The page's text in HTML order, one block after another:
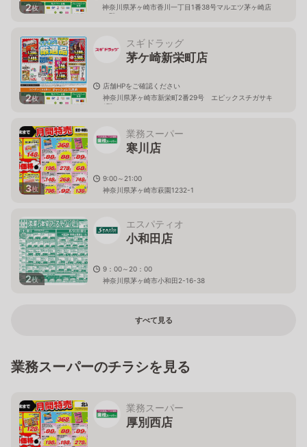
2枚
神奈川県茅ヶ崎市香川一丁目1番38号マルエツ茅ヶ崎店
１階
2枚
スギドラッグ
茅ケ崎新栄町店
店舗HPをご確認ください
神奈川県茅ヶ崎市新栄町2番29号 エピックスチガサキ
1階
3枚
業務スーパー
寒川店
9:00～21:00
神奈川県茅ヶ崎市萩園1232-1
2枚
エスパティオ
小和田店
9：00～20：00
神奈川県茅ヶ崎市小和田2-16-38
すべて見る
業務スーパーのチラシを見る
業務スーパー
厚別西店